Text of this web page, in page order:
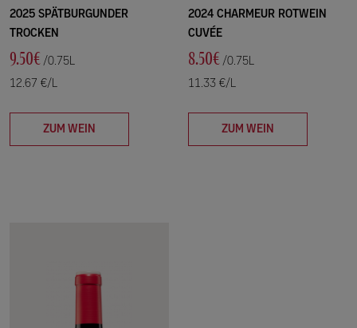
2025 SPÄTBURGUNDER
TROCKEN
9.50€ /0.75L
12.67 €/L
ZUM WEIN
2024 CHARMEUR ROTWEIN
CUVÉE
8.50€ /0.75L
11.33 €/L
ZUM WEIN